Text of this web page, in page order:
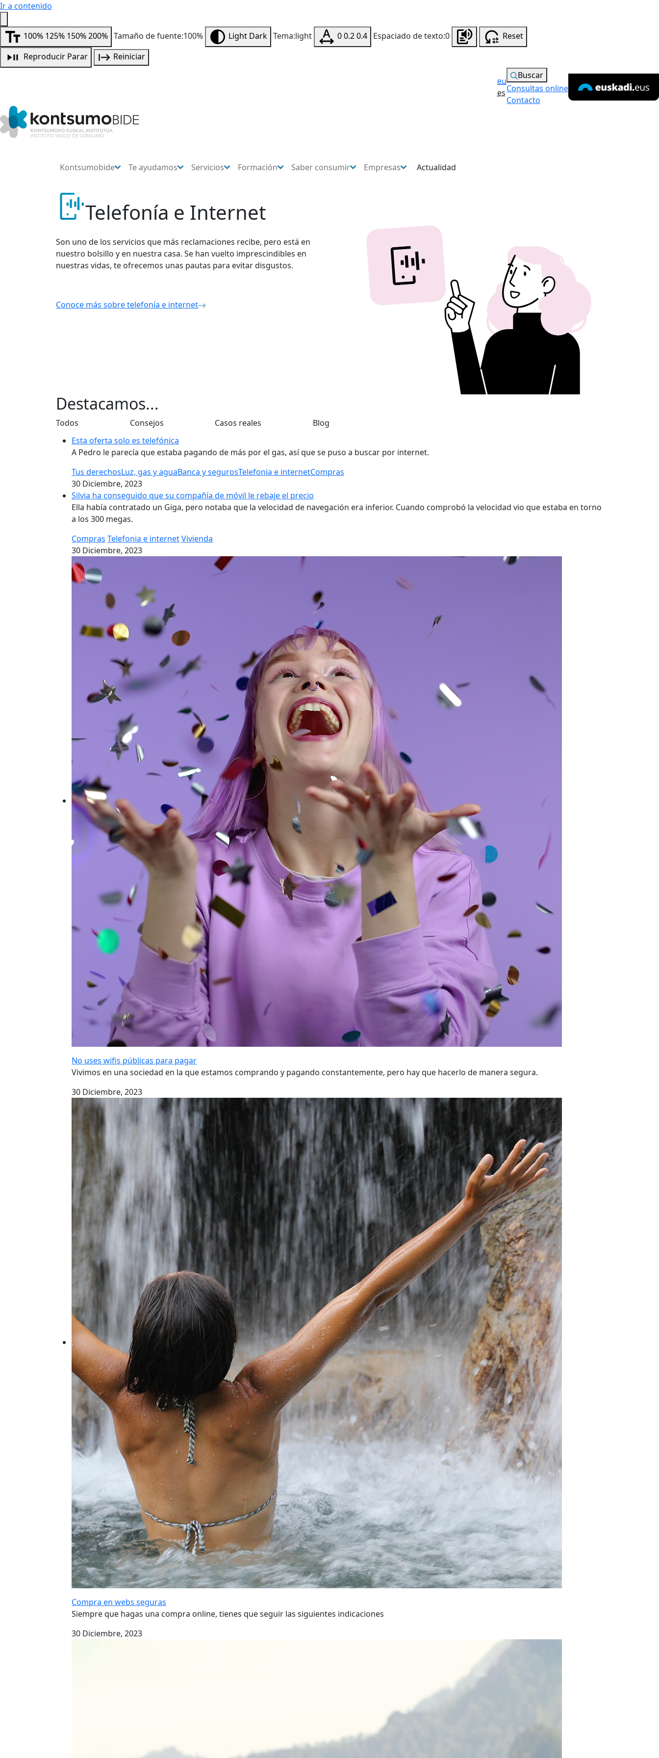
Ir a contenido
100% 125% 150%200% Tamaño de fuente:100% Light Dark Tema:light 00.20.4 Espaciado de texto:0
Reset
Reproducir Parar Reiniciar
eu
es
Buscar
Consultas online
Contacto
Kontsumobide Te ayudamos Servicios Formación Saber consumir Empresas Actualidad
Telefonía e Internet
Son uno de los servicios que más reclamaciones recibe, pero está en
nuestro bolsillo y en nuestra casa. Se han vuelto imprescindibles en
nuestras vidas, te ofrecemos unas pautas para evitar disgustos.
Conoce más sobre telefonía e internet
Destacamos...
Todos Consejos Casos reales
Blog
Esta oferta solo es telefónica
A Pedro le parecía que estaba pagando de más por el gas, así que se puso a buscar por internet.
Tus derechosLuz, gas y aguaBanca y segurosTelefonia e internetCompras
30 Diciembre, 2023
Silvia ha conseguido que su compañía de móvil le rebaje el precio
Ella había contratado un Giga, pero notaba que la velocidad de navegación era inferior. Cuando comprobó la velocidad vio que estaba en torno
a los 300 megas.
Compras Telefonia e internetVivienda
30 Diciembre, 2023
No uses wifis públicas para pagar
Vivimos en una sociedad en la que estamos comprando y pagando constantemente, pero hay que hacerlo de manera segura.
30 Diciembre, 2023
Compra en webs seguras
Siempre que hagas una compra online, tienes que seguir las siguientes indicaciones
30 Diciembre, 2023